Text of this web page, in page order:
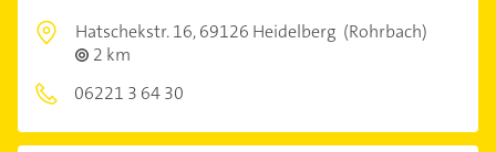
Hatschekstr. 16,69126 Heidelberg (Rohrbach)
2 km
06221 3 64 30